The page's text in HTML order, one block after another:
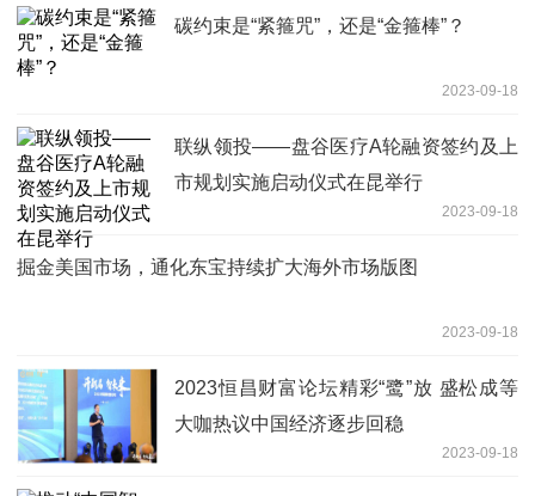
碳约束是“紧箍咒”，还是“金箍棒”？
2023-09-18
联纵领投——盘谷医疗A轮融资签约及上
市规划实施启动仪式在昆举行
2023-09-18
掘金美国市场，通化东宝持续扩大海外市场版图
2023-09-18
2023恒昌财富论坛精彩“鹭”放 盛松成等
大咖热议中国经济逐步回稳
2023-09-18